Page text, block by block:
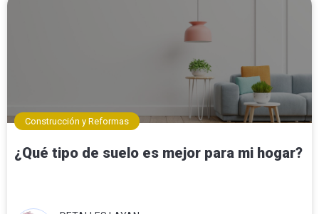
Construcción y Reformas
¿Qué tipo de suelo es mejor para mi hogar?